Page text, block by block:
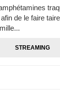
de le faire
STREAMING